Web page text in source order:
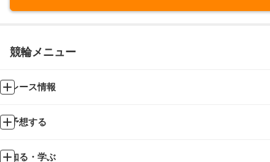
競輪メニュー
レース情報
予想する
知る・学ぶ